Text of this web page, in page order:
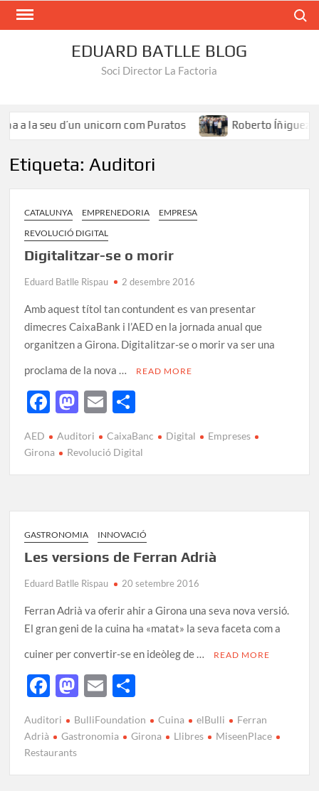
EDUARD BATLLE BLOG
Soci Director La Factoria
a la seu d’un unicorn com Puratos Roberto Íñiguez: «El
Etiqueta:Auditori
CATALUNYA EMPRENEDORIA
EMPRESA
REVOLUCIÓ DIGITAL
Digitalitzar-se o morir
Eduard Batlle Rispau 2 desembre 2016
Amb aquest títol tan contundent es van presentar
dimecres CaixaBank i l’AED en la jornada anual que
organitzen a Girona. Digitalitzar-se o morir va ser una
proclama de la nova …
READ MORE
F
e
b
o
k
M
to
d
n
E
ail m
p
te
ix
AED Auditori CaixaBanc Digital
Empreses
Girona
Revolució Digital
GASTRONOMIA INNOVACIÓ
Les versions de Ferran Adrià
Eduard Batlle Rispau 20 setembre 2016
Ferran Adrià va oferir ahir a Girona una seva nova versió.
El gran geni de la cuina ha «matat» la seva faceta com a
cuiner per convertir-se en ideòleg de …
READ MORE
F
e
b
o
M
to
o
E
ail m
ar
Auditori BulliFoundation Cuina elBulli
Ferran
Adrià
Gastronomia Girona Llibres
MiseenPlace
Restaurants